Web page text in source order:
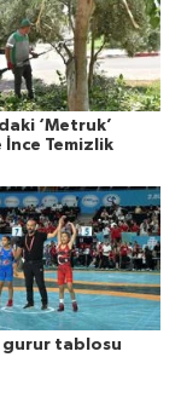
‘Metruk’
İnce Temizlik
gurur tablosu